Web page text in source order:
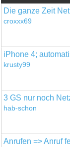
Die ganze Zeit
croxxx69
iPhone 4;
krusty99
3 GS nur noch
hab-schon
Anrufen => Anruf